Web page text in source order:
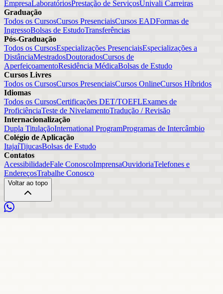
EmpresaLaboratóriosPrestação de ServiçosUnivali Carreiras
Graduação
Todos os CursosCursos PresenciaisCursos EADFormas de
IngressoBolsas de EstudoTransferências
Pós-Graduação
Todos os CursosEspecializações PresenciaisEspecializações a
DistânciaMestradosDoutoradosCursos de
AperfeiçoamentoResidência MédicaBolsas de Estudo
Cursos Livres
Todos os CursosCursos PresenciaisCursos OnlineCursos Híbridos
Idiomas
Todos os CursosCertificações DET/TOEFLExames de
ProficiênciaTeste de NivelamentoTradução / Revisão
Internacionalização
Dupla TitulaçãoInternational ProgramProgramas de Intercâmbio
Colégio de Aplicação
ItajaíTijucasBolsas de Estudo
Contatos
AcessibilidadeFale ConoscoImprensaOuvidoriaTelefones e
EndereçosTrabalhe Conosco
Voltar ao topo